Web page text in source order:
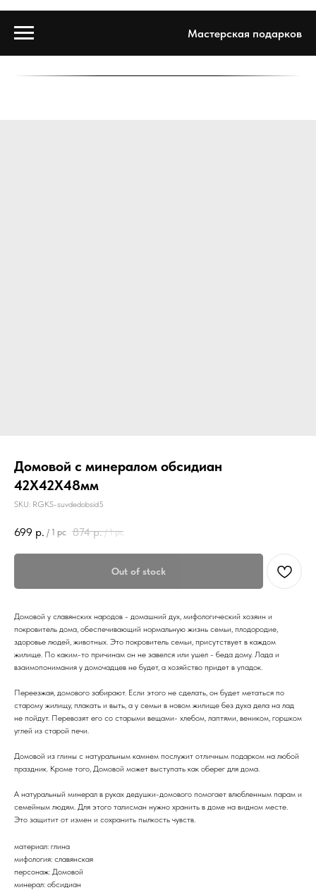
Мастерская подарков
Домовой с минералом обсидиан
42Х42Х48мм
SKU: RGKS-suvdedobsid5
699 р. / 1 pc 874 р. / 1 pc
Out of stock
Домовой у славянских народов - домашний дух, мифологический хозяин и
покровитель дома, обеспечивающий нормальную жизнь семьи, плодородие,
здоровье людей, животных. Это покровитель семьи, присутствует в каждом
жилище. По каким-то причинам он не завелся или ушел - беда дому. Лада и
взаимопонимания у домочадцев не будет, а хозяйство придет в упадок.
Переезжая, домового забирают. Если этого не сделать, он будет метаться по
старому жилищу, плакать и выть, а у семьи в новом жилище без духа дела на лад
не пойдут. Перевозят его со старыми вещами- хлебом, лаптями, веником, горшком
углей из старой печи.
Домовой из глины с натуральным камнем послужит отличным подарком на любой
праздник. Кроме того, Домовой может выступать как оберег для дома.
А натуральный минерал в руках дедушки-домового помогает влюбленным парам и
семейным людям. Для этого талисман нужно хранить в доме на видном месте.
Это защитит от измен и сохранить пылкость чувств.
материал: глина
мифология: славянская
персонаж: Домовой
минерал: обсидиан